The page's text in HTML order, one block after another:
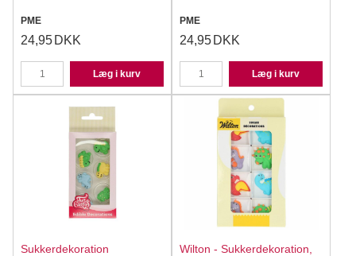
PME
24,95 DKK
Læg i kurv
PME
24,95 DKK
Læg i kurv
Sukkerdekoration
Wilton - Sukkerdekoration,